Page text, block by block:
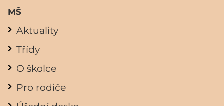
MŠ
Aktuality
Třídy
O školce
Pro rodiče